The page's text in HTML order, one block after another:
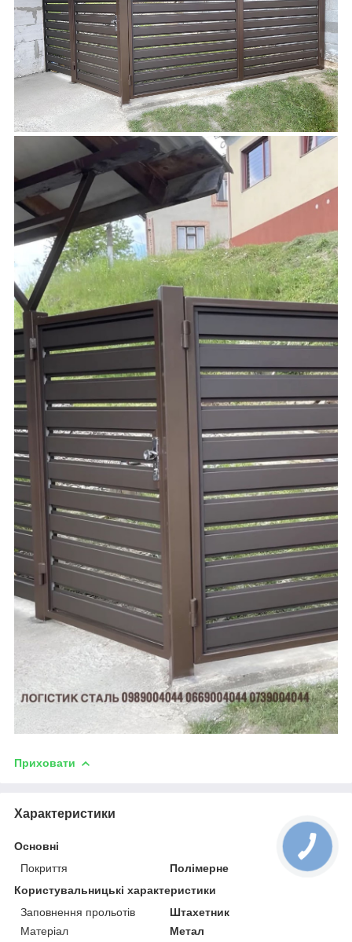
Приховати
Характеристики
Основні
Покриття
Полімерне
Користувальницькі характеристики
Заповнення прольотів
Штахетник
Матеріал
Метал